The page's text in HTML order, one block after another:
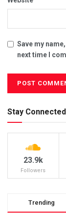
Save my
next time I
Stay
23.9k
Followers
Trending